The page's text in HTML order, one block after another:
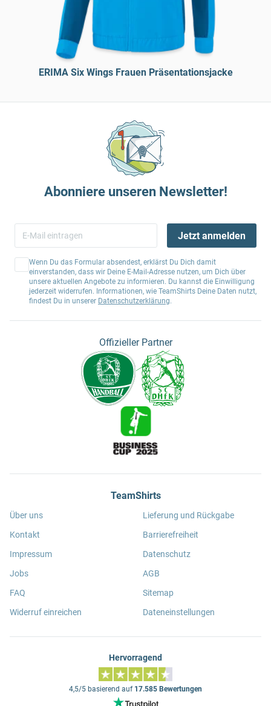
ERIMA Six Wings Frauen Präsentationsjacke
Abonniere unseren Newsletter!
Jetzt anmelden
Wenn Du das Formular absendest, erklärst Du Dich damit
einverstanden, dass wir Deine E-Mail-Adresse nutzen, um Dich über
unsere aktuellen Angebote zu informieren. Du kannst die Einwilligung
jederzeit widerrufen. Informationen, wie TeamShirts Deine Daten nutzt,
findest Du in unserer Datenschutzerklärung.
Offizieller Partner
TeamShirts
Über uns
Kontakt
Impressum
Jobs
FAQ
Widerruf einreichen
Lieferung und Rückgabe
Barrierefreiheit
Datenschutz
AGB
Sitemap
Dateneinstellungen
Hervorragend
4,5/5 basierend auf 17.585 Bewertungen